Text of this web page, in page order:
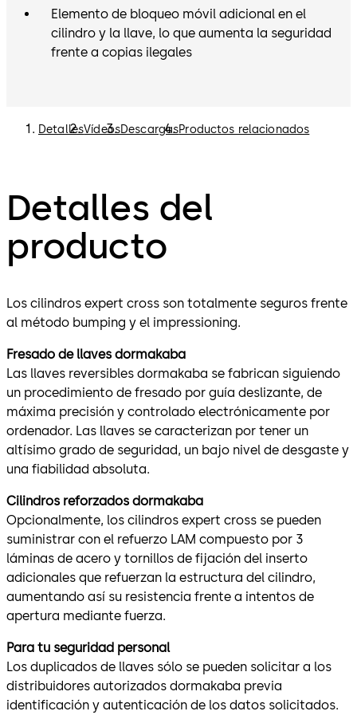
Elemento de bloqueo móvil adicional en el
cilindro y la llave, lo que aumenta la seguridad
frente a copias ilegales
DetallesVídeosDescargasProductos relacionados
Detalles del
producto
Los cilindros expert cross son totalmente seguros frente
al método bumping y el impressioning.
Fresado de llaves dormakaba
Las llaves reversibles dormakaba se fabrican siguiendo
un procedimiento de fresado por guía deslizante, de
máxima precisión y controlado electrónicamente por
ordenador. Las llaves se caracterizan por tener un
altísimo grado de seguridad, un bajo nivel de desgaste y
una fiabilidad absoluta.
Cilindros reforzados dormakaba
Opcionalmente, los cilindros expert cross se pueden
suministrar con el refuerzo LAM compuesto por 3
láminas de acero y tornillos de fijación del inserto
adicionales que refuerzan la estructura del cilindro,
aumentando así su resistencia frente a intentos de
apertura mediante fuerza.
Para tu seguridad personal
Los duplicados de llaves sólo se pueden solicitar a los
distribuidores autorizados dormakaba previa
identificación y autenticación de los datos solicitados.